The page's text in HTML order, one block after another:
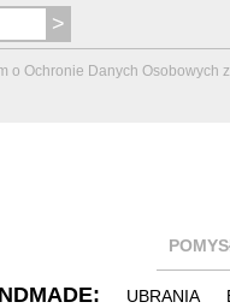
o Ochronie Danych Osobowych
UBRANIA